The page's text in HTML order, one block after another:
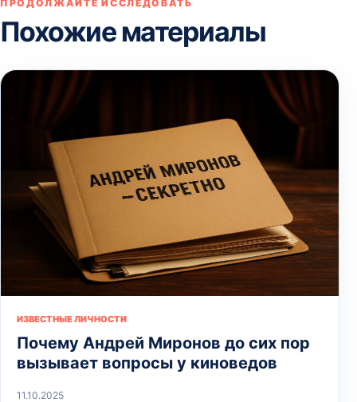
ПРОДОЛЖАЙТЕ ИССЛЕДОВАТЬ
Похожие материалы
ИЗВЕСТНЫЕ ЛИЧНОСТИ
Почему Андрей Миронов до сих пор
вызывает вопросы у киноведов
11.10.2025